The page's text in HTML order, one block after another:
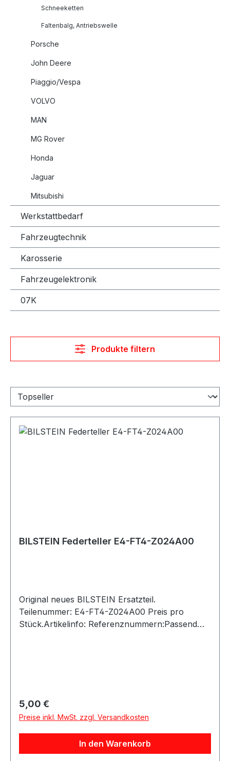
Schneeketten
Faltenbalg, Antriebswelle
Porsche
John Deere
Piaggio/Vespa
VOLVO
MAN
MG Rover
Honda
Jaguar
Mitsubishi
Werkstattbedarf
Fahrzeugtechnik
Karosserie
Fahrzeugelektronik
07K
Produkte filtern
BILSTEIN Federteller E4-FT4-Z024A00
Original neues BILSTEIN Ersatzteil.
Teilenummer: E4-FT4-Z024A00 Preis pro
Stück.Artikelinfo: Referenznummern:Passend
Regulärer Preis:
5,00 €
Preise inkl. MwSt. zzgl. Versandkosten
In den Warenkorb